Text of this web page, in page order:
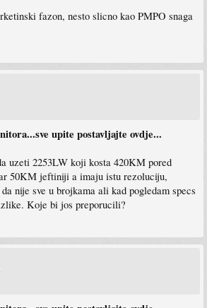
fazon, nesto slicno kao PMPO snaga
upite postavljajte ovdje...
uzeti 2253LW koji kosta 420KM pored
50KM jeftiniji a imaju istu rezoluciju,
nije sve u brojkama ali kad pogledam specs
Koje bi jos preporucili?